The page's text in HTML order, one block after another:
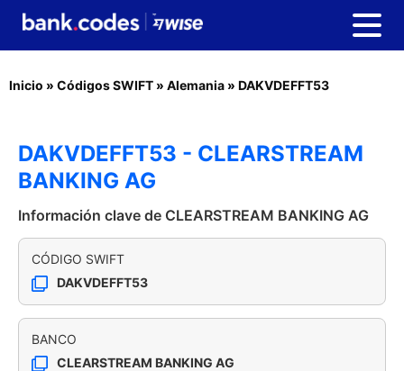
Inicio » Códigos SWIFT » Alemania » DAKVDEFFT53
DAKVDEFFT53 - CLEARSTREAM
BANKING AG
Información clave de CLEARSTREAM BANKING AG
CÓDIGO SWIFT
DAKVDEFFT53
BANCO
CLEARSTREAM BANKING AG